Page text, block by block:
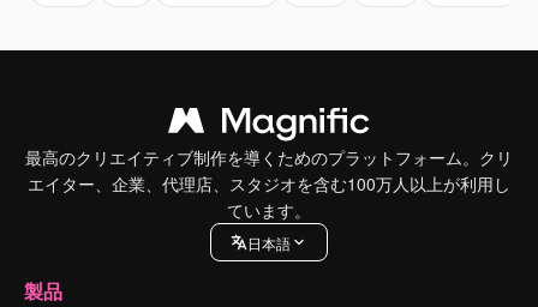
最高のクリエイティブ制作を導くためのプラットフォーム。クリ
エイター、企業、代理店、スタジオを含む100万人以上が利用し
ています。
日本語
製品